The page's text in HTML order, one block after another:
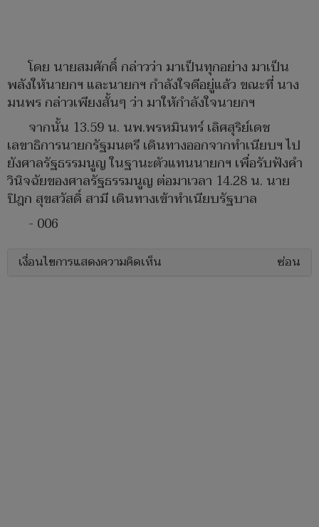
โดย นายสมศักดิ์ กล่าวว่า มาเป็นทุกอย่าง มาเป็น
พลังให้นายกฯ และนายกฯ กำลังใจดีอยู่แล้ว ขณะที่ นาง
มนพร กล่าวเพียงสั้นๆ ว่า มาให้กำลังใจนายกฯ
จากนั้น 13.59 น. นพ.พรหมินทร์ เลิศสุริย์เดช
เลขาธิการนายกรัฐมนตรี เดินทางออกจากทำเนียบฯ ไป
ยังศาลรัฐธรรมนูญ ในฐานะตัวแทนนายกฯ เพื่อรับฟังคำ
วินิจฉัยของศาลรัฐธรรมนูญ ต่อมาเวลา 14.28 น. นาย
ปิฎก สุขสวัสดิ์ สามี เดินทางเข้าทำเนียบรัฐบาล
- 006
เงื่อนไขการแสดงความคิดเห็น ซ่อน